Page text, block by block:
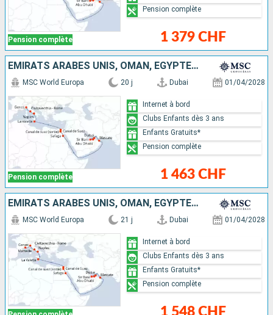
Pension complète 1 379 CHF
Pension complète
EMIRATS ARABES UNIS, OMAN, EGYPTE, MALTE, ITALIE
Pension complète
MSC World Europa 20 j Dubai 01/04/2028
1 463 CHF
Internet à bord
Clubs Enfants dès 3 ans
Enfants Gratuits*
Pension complète
EMIRATS ARABES UNIS, OMAN, EGYPTE, MALTE, ITALIE, FRANCE
MSC World Europa 21 j Dubai 01/04/2028
1 548 CHF
Internet à bord
Clubs Enfants dès 3 ans
Enfants Gratuits*
Pension complète